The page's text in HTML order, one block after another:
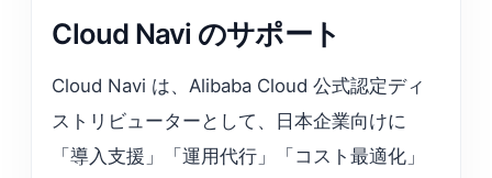
Cloud Navi のサポート
Cloud Navi は、Alibaba Cloud 公式認定ディ
ストリビューターとして、日本企業向けに
「導入支援」「運用代行」「コスト最適化」